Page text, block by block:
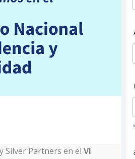
Silver Partners en el VI